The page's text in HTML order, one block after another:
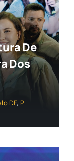
De
Dos
DF, PL